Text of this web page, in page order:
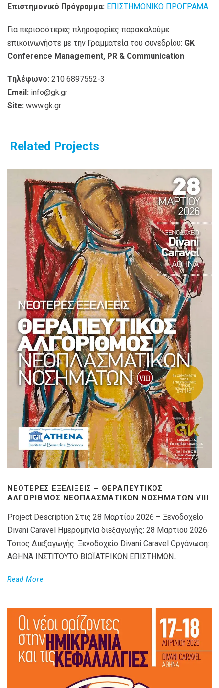
Επιστημονικό Πρόγραμμα: ΕΠΙΣΤΗΜΟΝΙΚΟ ΠΡΟΓΡΑΜΑ
Για περισσότερες πληροφορίες παρακαλούμε
επικοινωνήστε με την Γραμματεία του συνεδρίου: GK
Conference Management, PR & Communication
Τηλέφωνο: 210 6897552-3
Email: info@gk.gr
Site: www.gk.gr
Related Projects
ΝΕΌΤΕΡΕΣ ΕΞΕΛΊΞΕΙΣ – ΘΕΡΑΠΕΥΤΙΚΌΣ
ΑΛΓΌΡΙΘΜΟΣ ΝΕΟΠΛΑΣΜΑΤΙΚΏΝ ΝΟΣΗΜΆΤΩΝ VIIΙ
Project Description Στις 28 Μαρτίου 2026 – Ξενοδοχείο
Divani Caravel Ημερομηνία διεξαγωγής: 28 Μαρτίου 2026
Τόπος Διεξαγωγής: Ξενοδοχείο Divani Caravel Οργάνωση:
ΑΘΗΝΆ ΙΝΣΤΙΤΟΥΤΟ ΒΙΟΪΑΤΡΙΚΩΝ ΕΠΙΣΤΗΜΩΝ...
Read More